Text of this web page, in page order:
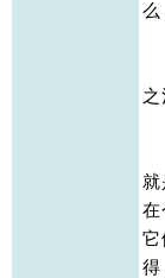
就
在
它
得